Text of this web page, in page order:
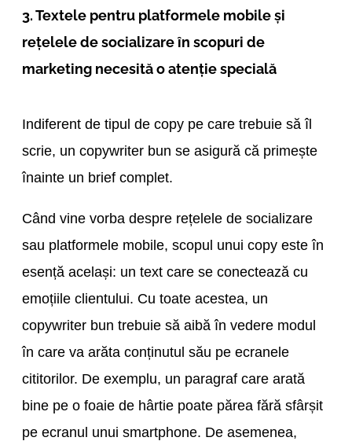
3. Textele pentru platformele mobile și
rețelele de socializare în scopuri de
marketing necesită o atenție specială
Indiferent de tipul de copy pe care trebuie să îl
scrie, un copywriter bun se asigură că primește
înainte un brief complet.
Când vine vorba despre rețelele de socializare
sau platformele mobile, scopul unui copy este în
esență același: un text care se conectează cu
emoțiile clientului. Cu toate acestea, un
copywriter bun trebuie să aibă în vedere modul
în care va arăta conținutul său pe ecranele
cititorilor. De exemplu, un paragraf care arată
bine pe o foaie de hârtie poate părea fără sfârșit
pe ecranul unui smartphone. De asemenea,